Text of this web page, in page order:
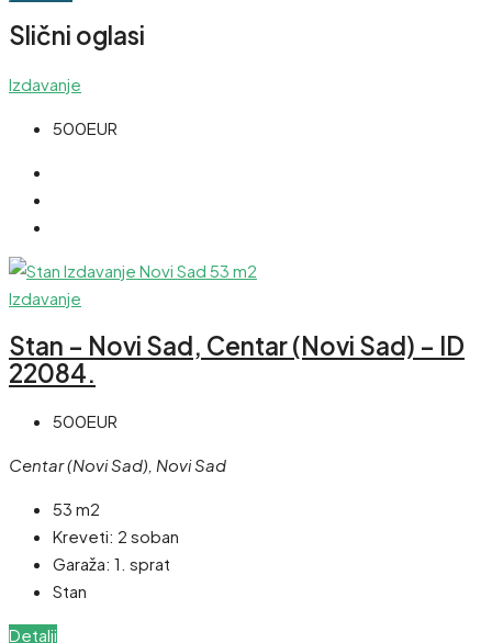
Slični oglasi
Izdavanje
500EUR
Izdavanje
Stan – Novi Sad, Centar (Novi Sad) – ID
22084.
500EUR
Centar (Novi Sad), Novi Sad
53 m2
Kreveti: 2 soban
Garaža: 1. sprat
Stan
Detalji